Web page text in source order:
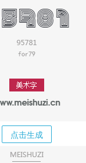
点击生成